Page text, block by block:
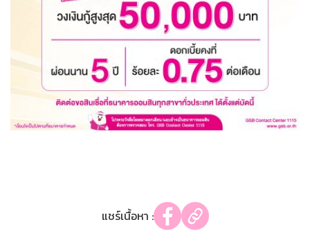
แชร์เนื้อหา :